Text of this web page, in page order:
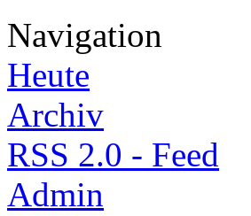
Navigation
Heute
Archiv
RSS 2.0 - Feed
Admin